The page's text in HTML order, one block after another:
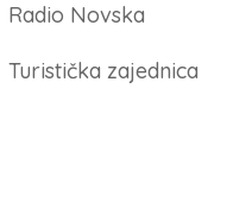
Radio Novska
Turistička zajednica